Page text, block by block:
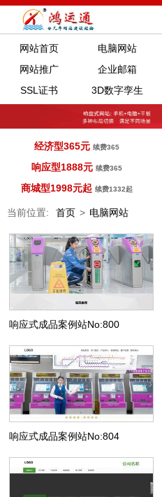
网站首页 电脑网站
网站推广
企业邮箱
SSL证书
3D数字孪生
经济型365元 续费365
响应型1888元 续费365
商城型1998元起 续费1332起
当前位置: 首页 > 电脑网站
响应式成品案例站No:800
响应式成品案例站No:804